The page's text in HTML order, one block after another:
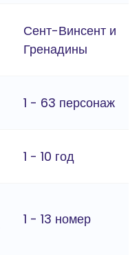
Сент-Винсент и
Гренадины
1 - 63 персонаж
1 - 10 год
1 - 13 номер